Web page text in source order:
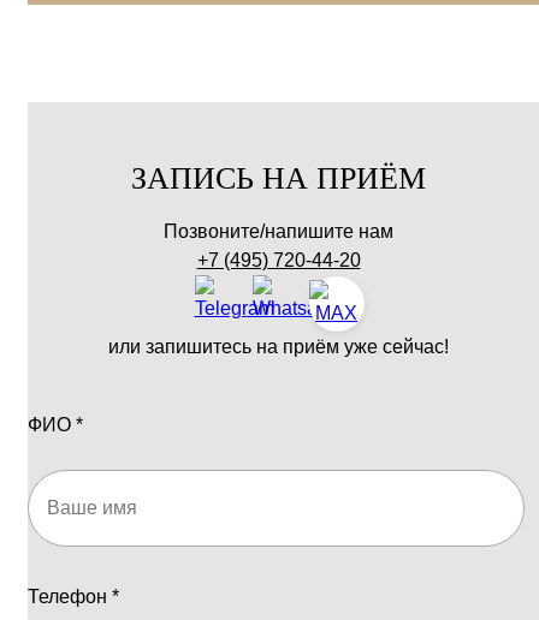
ЗАПИСЬ НА ПРИЁМ
Позвоните/напишите нам
+7 (495) 720-44-20
или запишитесь на приём уже сейчас!
ФИО *
Телефон *